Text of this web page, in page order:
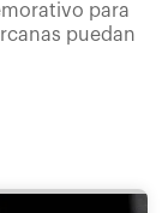
para
puedan